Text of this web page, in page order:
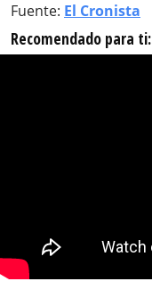
Fuente: El Cronista
Recomendado para ti: